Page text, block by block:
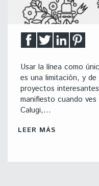
Usar la línea como
es una limitación, y
proyectos
manifiesto cuando
Calugi,…
LEER MÁS